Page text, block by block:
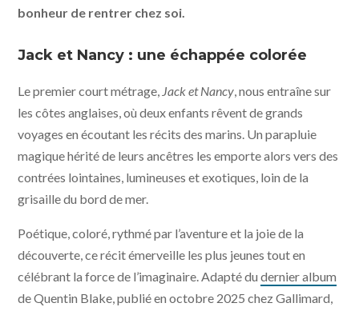
bonheur de rentrer chez soi.
Jack et Nancy : une échappée colorée
Le premier court métrage, Jack et Nancy, nous entraîne sur
les côtes anglaises, où deux enfants rêvent de grands
voyages en écoutant les récits des marins. Un parapluie
magique hérité de leurs ancêtres les emporte alors vers des
contrées lointaines, lumineuses et exotiques, loin de la
grisaille du bord de mer.
Poétique, coloré, rythmé par l’aventure et la joie de la
découverte, ce récit émerveille les plus jeunes tout en
célébrant la force de l’imaginaire. Adapté dudernier album
de Quentin Blake, publié en octobre 2025 chez Gallimard,